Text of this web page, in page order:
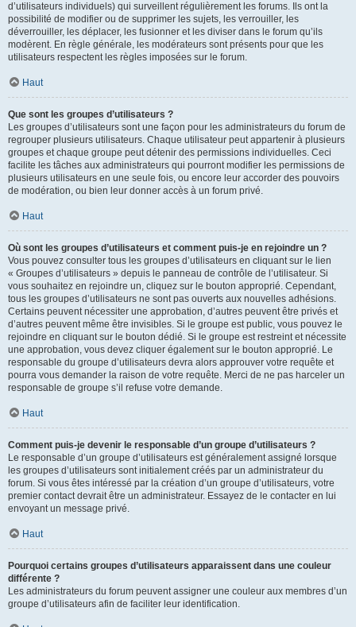
d’utilisateurs individuels) qui surveillent régulièrement les forums. Ils ont la
possibilité de modifier ou de supprimer les sujets, les verrouiller, les
déverrouiller, les déplacer, les fusionner et les diviser dans le forum qu’ils
modèrent. En règle générale, les modérateurs sont présents pour que les
utilisateurs respectent les règles imposées sur le forum.
Haut
Que sont les groupes d’utilisateurs ?
Les groupes d’utilisateurs sont une façon pour les administrateurs du forum de
regrouper plusieurs utilisateurs. Chaque utilisateur peut appartenir à plusieurs
groupes et chaque groupe peut détenir des permissions individuelles. Ceci
facilite les tâches aux administrateurs qui pourront modifier les permissions de
plusieurs utilisateurs en une seule fois, ou encore leur accorder des pouvoirs
de modération, ou bien leur donner accès à un forum privé.
Haut
Où sont les groupes d’utilisateurs et comment puis-je en rejoindre un ?
Vous pouvez consulter tous les groupes d’utilisateurs en cliquant sur le lien
« Groupes d’utilisateurs » depuis le panneau de contrôle de l’utilisateur. Si
vous souhaitez en rejoindre un, cliquez sur le bouton approprié. Cependant,
tous les groupes d’utilisateurs ne sont pas ouverts aux nouvelles adhésions.
Certains peuvent nécessiter une approbation, d’autres peuvent être privés et
d’autres peuvent même être invisibles. Si le groupe est public, vous pouvez le
rejoindre en cliquant sur le bouton dédié. Si le groupe est restreint et nécessite
une approbation, vous devez cliquer également sur le bouton approprié. Le
responsable du groupe d’utilisateurs devra alors approuver votre requête et
pourra vous demander la raison de votre requête. Merci de ne pas harceler un
responsable de groupe s’il refuse votre demande.
Haut
Comment puis-je devenir le responsable d’un groupe d’utilisateurs ?
Le responsable d’un groupe d’utilisateurs est généralement assigné lorsque
les groupes d’utilisateurs sont initialement créés par un administrateur du
forum. Si vous êtes intéressé par la création d’un groupe d’utilisateurs, votre
premier contact devrait être un administrateur. Essayez de le contacter en lui
envoyant un message privé.
Haut
Pourquoi certains groupes d’utilisateurs apparaissent dans une couleur
différente ?
Les administrateurs du forum peuvent assigner une couleur aux membres d’un
groupe d’utilisateurs afin de faciliter leur identification.